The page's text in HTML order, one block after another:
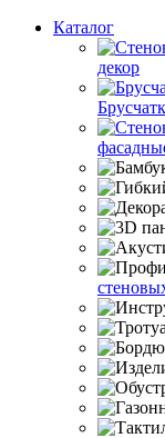
Каталог
декор